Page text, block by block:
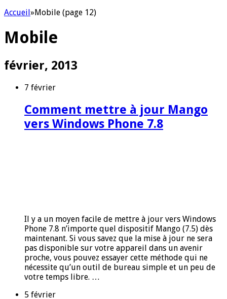
Accueil»Mobile (page 12)
Mobile
février, 2013
7 février
Comment mettre à jour Mango
vers Windows Phone 7.8
Il y a un moyen facile de mettre à jour vers Windows
Phone 7.8 n’importe quel dispositif Mango (7.5) dès
maintenant. Si vous savez que la mise à jour ne sera
pas disponible sur votre appareil dans un avenir
proche, vous pouvez essayer cette méthode qui ne
nécessite qu’un outil de bureau simple et un peu de
votre temps libre. …
5 février